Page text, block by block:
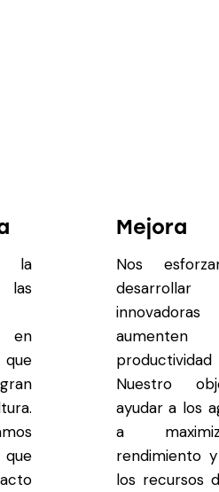
la
las
en
Mejora
Nos
desarrollar
Nuestro
ayudar a los
a
rendimiento
los recursos